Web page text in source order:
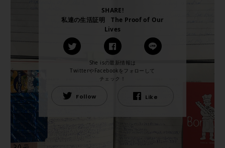
SHARE!
私達の生活証明 The Proof of Our
Lives
She isの最新情報は
TwitterやFacebookをフォローして
チェック！
Follow Like